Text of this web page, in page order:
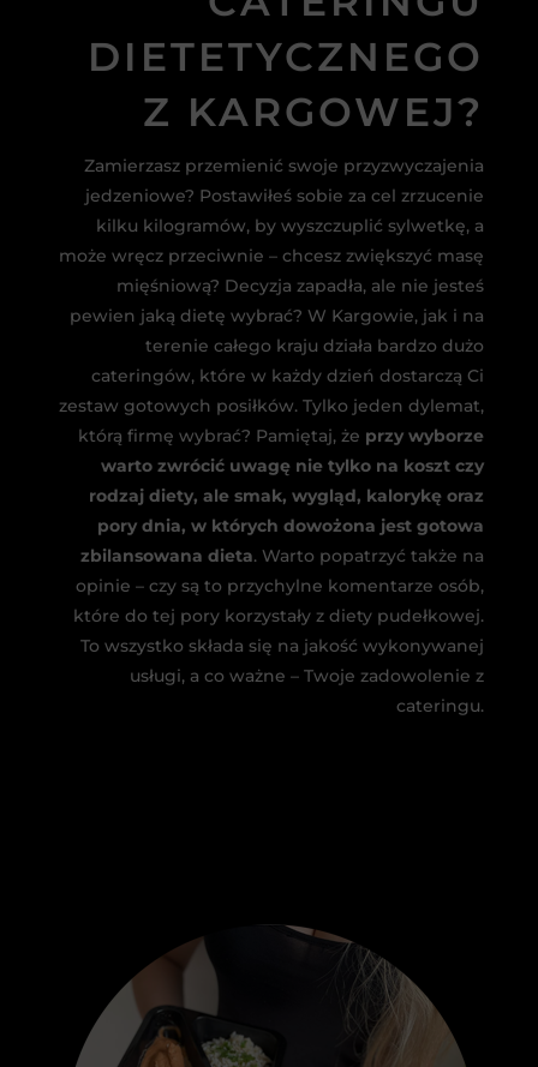
DIETETYCZNEGO
Z KARGOWEJ?
Zamierzasz przemienić swoje przyzwyczajenia
jedzeniowe? Postawiłeś sobie za cel zrzucenie
kilku kilogramów, by wyszczuplić sylwetkę, a
może wręcz przeciwnie – chcesz zwiększyć masę
mięśniową? Decyzja zapadła, ale nie jesteś
pewien jaką dietę wybrać? W Kargowie, jak i na
terenie całego kraju działa bardzo dużo
cateringów, które w każdy dzień dostarczą Ci
zestaw gotowych posiłków. Tylko jeden dylemat,
którą firmę wybrać? Pamiętaj, że przy wyborze
warto zwrócić uwagę nie tylko na koszt czy
rodzaj diety, ale smak, wygląd, kalorykę oraz
pory dnia, w których dowożona jest gotowa
zbilansowana dieta. Warto popatrzyć także na
opinie – czy są to przychylne komentarze osób,
które do tej pory korzystały z diety pudełkowej.
To wszystko składa się na jakość wykonywanej
usługi, a co ważne – Twoje zadowolenie z
cateringu.